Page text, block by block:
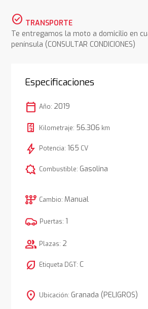
check_circle TRANSPORTE
Te entregamos la moto a domicilio en
península (CONSULTAR CONDICIONES)
Especificaciones
calendar_today Año: 2019
Kilometraje: 56.306 km
bolt Potencia: 165 CV
comic_bubble Combustible: Gasolina
auto_transmission Cambio: Manual
Puertas: 1
group Plazas: 2
nest_eco_leaf Etiqueta DGT: C
location_on Ubicación: Granada (PELIGROS)